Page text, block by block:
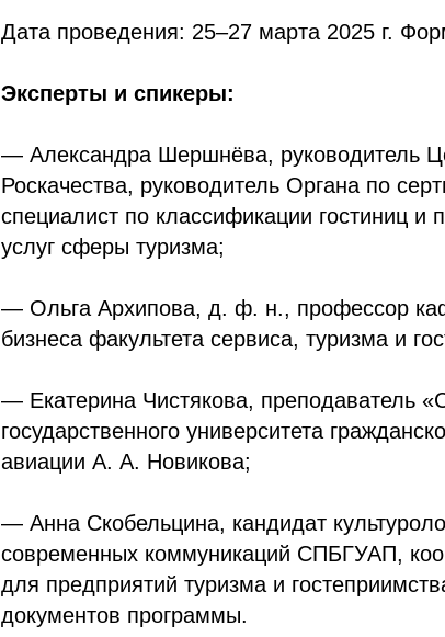
Дата проведения: 25–27 марта 2025 г.
Эксперты и спикеры:
— Александра Шершнёва, руководитель
Роскачества, руководитель Органа по
специалист по классификации гостиниц и
услуг сферы туризма;
— Ольга Архипова, д. ф. н., профессор
бизнеса факультета сервиса, туризма и
— Екатерина Чистякова, преподаватель
государственного университета
авиации А. А. Новикова;
— Анна Скобельцина, кандидат
современных коммуникаций СПБГУАП,
для предприятий туризма и
документов программы.